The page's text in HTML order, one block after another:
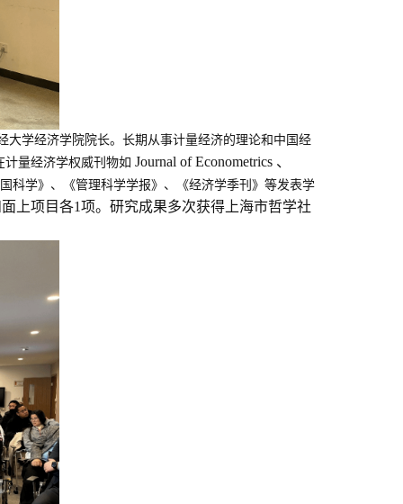
学经济学院院长。长期从事计量经济的理论和中国经
量经济学权威刊物如 Journal of Econometrics 、
科学》、《管理科学学报》、《经济学季刊》等发表学
上项目各1项。研究成果多次获得上海市哲学社